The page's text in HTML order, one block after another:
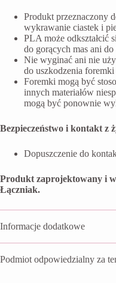
Produkt przeznaczony
wykrawanie ciastek i
PLA może odkształcić
do gorących mas ani
Nie wyginać ani nie
do uszkodzenia foremki
Foremki mogą być
innych materiałów
mogą być ponownie
Bezpieczeństwo i kontakt z
Dopuszczenie do
Produkt zaprojektowany i
Łączniak.
Informacje dodatkowe
Podmiot odpowiedzialny za